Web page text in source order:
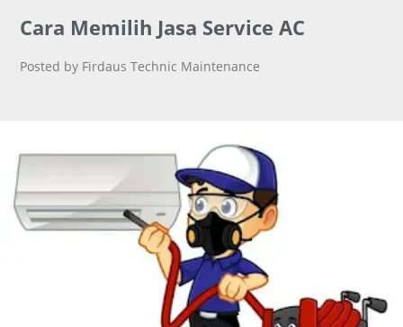
Cara Memilih Jasa Service AC
Posted by Firdaus Technic Maintenance